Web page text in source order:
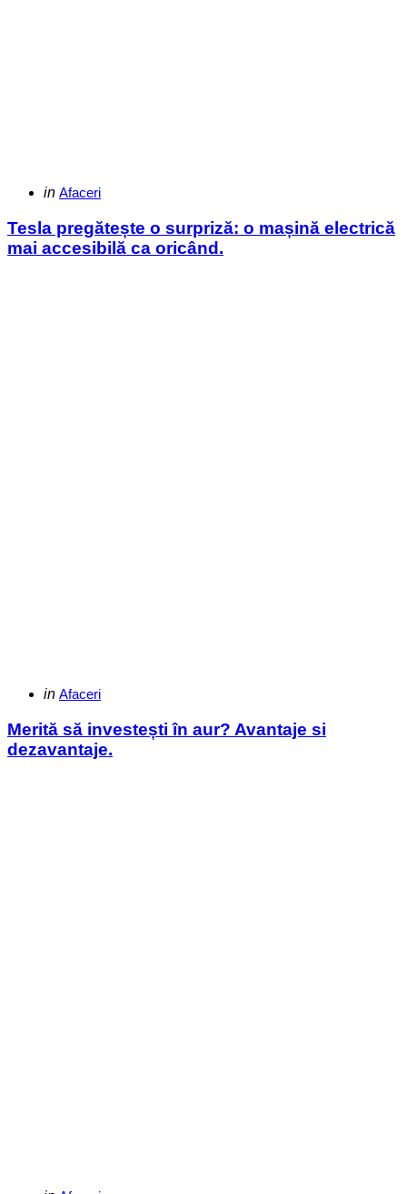
Categories
Posted
in Afaceri
Tesla pregătește o surpriză: o mașină electrică
mai accesibilă ca oricând.
Categories
Posted
in Afaceri
Merită să investești în aur? Avantaje si
dezavantaje.